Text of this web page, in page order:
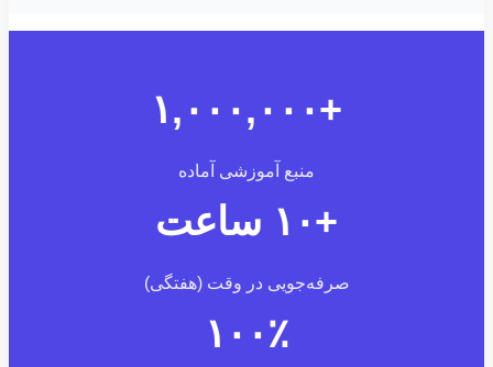
+۱,۰۰۰,۰۰۰
منبع آموزشی آماده
+۱۰ ساعت
صرفه‌جویی در وقت (هفتگی)
۱۰۰٪